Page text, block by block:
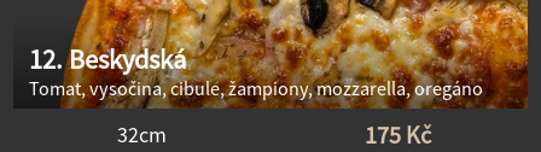
12. Beskydská
Tomat, vysočina, cibule, žampiony, mozzarella, oregáno
32cm 175 Kč